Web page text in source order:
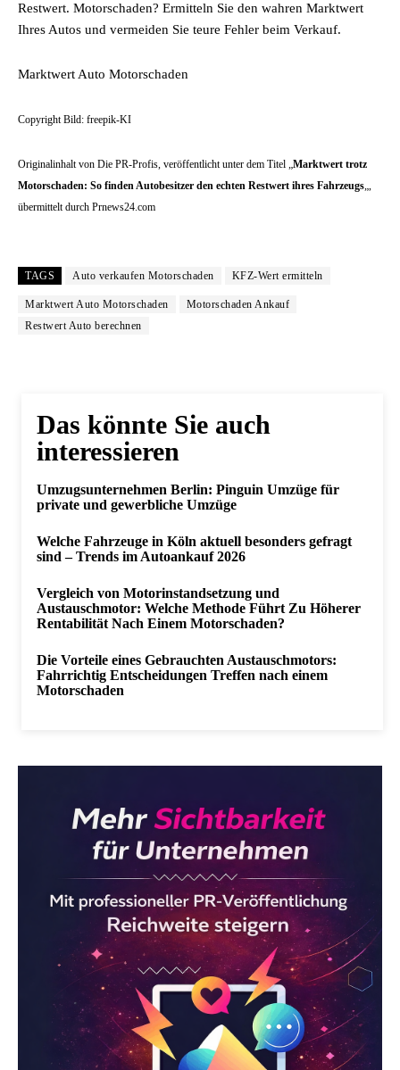
Restwert. Motorschaden? Ermitteln Sie den wahren Marktwert
Ihres Autos und vermeiden Sie teure Fehler beim Verkauf.
Marktwert Auto Motorschaden
Copyright Bild: freepik-KI
Originalinhalt von Die PR-Profis, veröffentlicht unter dem Titel „Marktwert trotz
Motorschaden: So finden Autobesitzer den echten Restwert ihres Fahrzeugs„,
übermittelt durch Prnews24.com
TAGS Auto verkaufen Motorschaden KFZ-Wert ermitteln
Marktwert Auto Motorschaden
Motorschaden Ankauf
Restwert Auto berechnen
Das könnte Sie auch
interessieren
Umzugsunternehmen Berlin: Pinguin Umzüge für
private und gewerbliche Umzüge
Welche Fahrzeuge in Köln aktuell besonders gefragt
sind – Trends im Autoankauf 2026
Vergleich von Motorinstandsetzung und
Austauschmotor: Welche Methode Führt Zu Höherer
Rentabilität Nach Einem Motorschaden?
Die Vorteile eines Gebrauchten Austauschmotors:
Fahrrichtig Entscheidungen Treffen nach einem
Motorschaden